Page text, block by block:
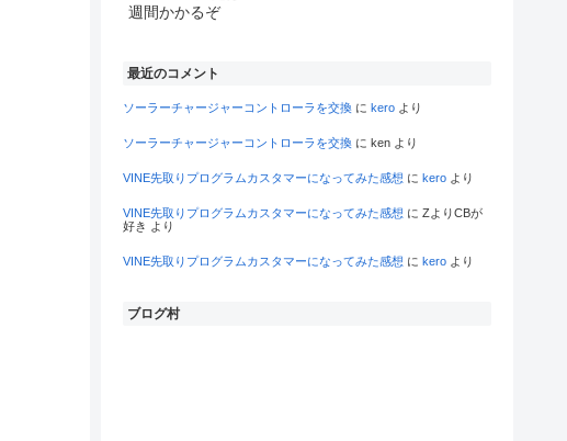
最近のコメント
ソーラーチャージャーコントローラを交換 に kero より
ソーラーチャージャーコントローラを交換 に ken より
VINE先取りプログラムカスタマーになってみた感想 に kero より
VINE先取りプログラムカスタマーになってみた感想 に ZよりCBが
好き より
VINE先取りプログラムカスタマーになってみた感想 に kero より
ブログ村